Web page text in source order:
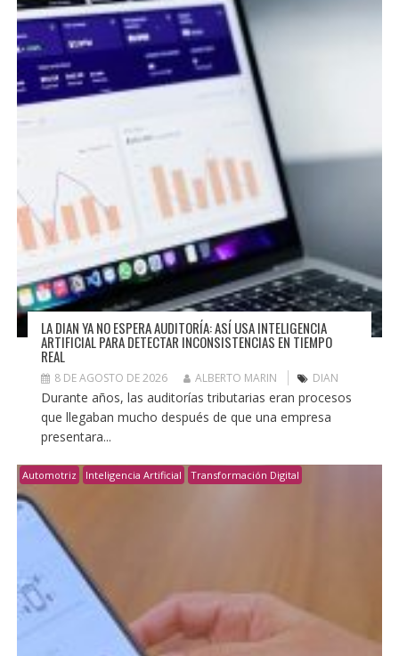
LA DIAN YA NO ESPERA AUDITORÍA: ASÍ USA INTELIGENCIA
ARTIFICIAL PARA DETECTAR INCONSISTENCIAS EN TIEMPO
REAL
8 DE AGOSTO DE 2026 ALBERTO MARIN DIAN
Durante años, las auditorías tributarias eran procesos
que llegaban mucho después de que una empresa
presentara...
Automotriz Inteligencia Artificial Transformación Digital